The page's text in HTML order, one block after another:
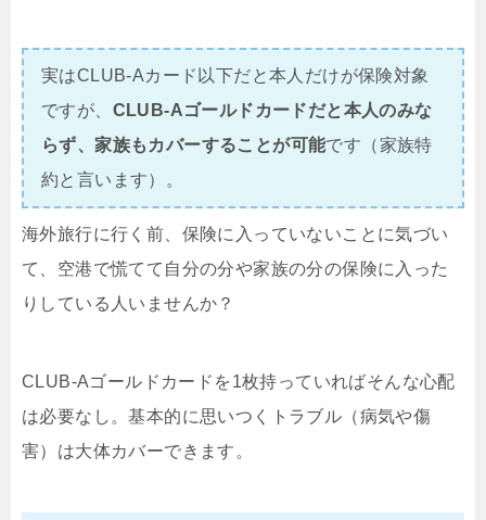
実はCLUB-Aカード以下だと本人だけが保険対象
ですが、 CLUB-Aゴールドカードだと本人のみな
らず、家族もカバーすることが可能です（家族特
約と言います）。
海外旅行に行く前、保険に入っていないことに気づい
て、空港で慌てて自分の分や家族の分の保険に入った
りしている人いませんか？
CLUB-Aゴールドカードを1枚持っていればそんな心配
は必要なし。基本的に思いつくトラブル（病気や傷
害）は大体カバーできます。